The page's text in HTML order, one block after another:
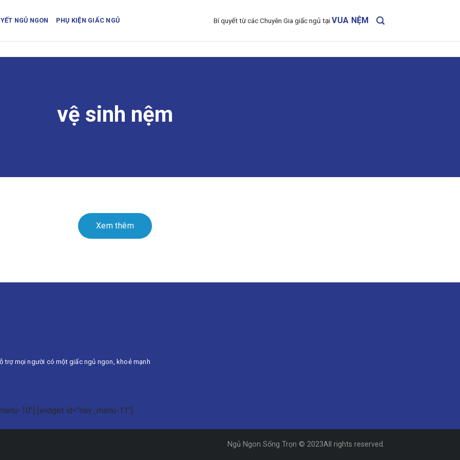
NGỦ NGON PHỤ KIỆN GIẤC NGỦ Bí quyết từ các Chuyên Gia giấc ngủ tạiVUA NỆM
vệ sinh nệm
Xem thêm
trợ mọi người có một giấc ngủ ngon, khoẻ mạnh
10"] [widget id="nav_menu-11"]
Ngủ Ngon Sống Trọn © 2023All rights reserved.